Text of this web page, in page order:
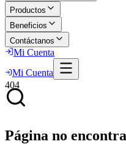
Productos
Beneficios
Contáctanos
Mi Cuenta
Mi Cuenta
404
Página no